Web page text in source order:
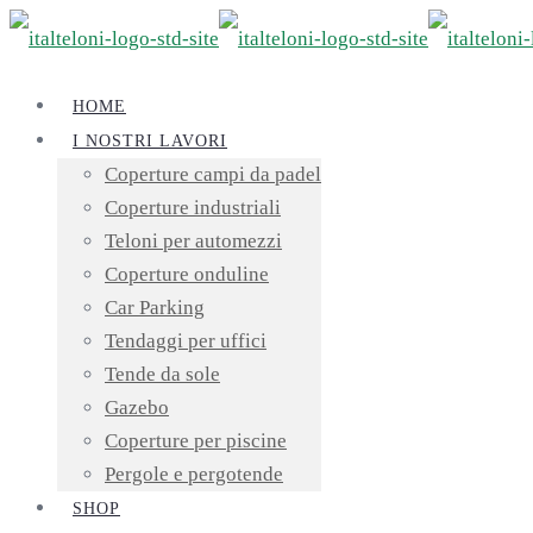
HOME
I NOSTRI LAVORI
Coperture campi da padel
Coperture industriali
Teloni per automezzi
Coperture onduline
Car Parking
Tendaggi per uffici
Tende da sole
Gazebo
Coperture per piscine
Pergole e pergotende
SHOP